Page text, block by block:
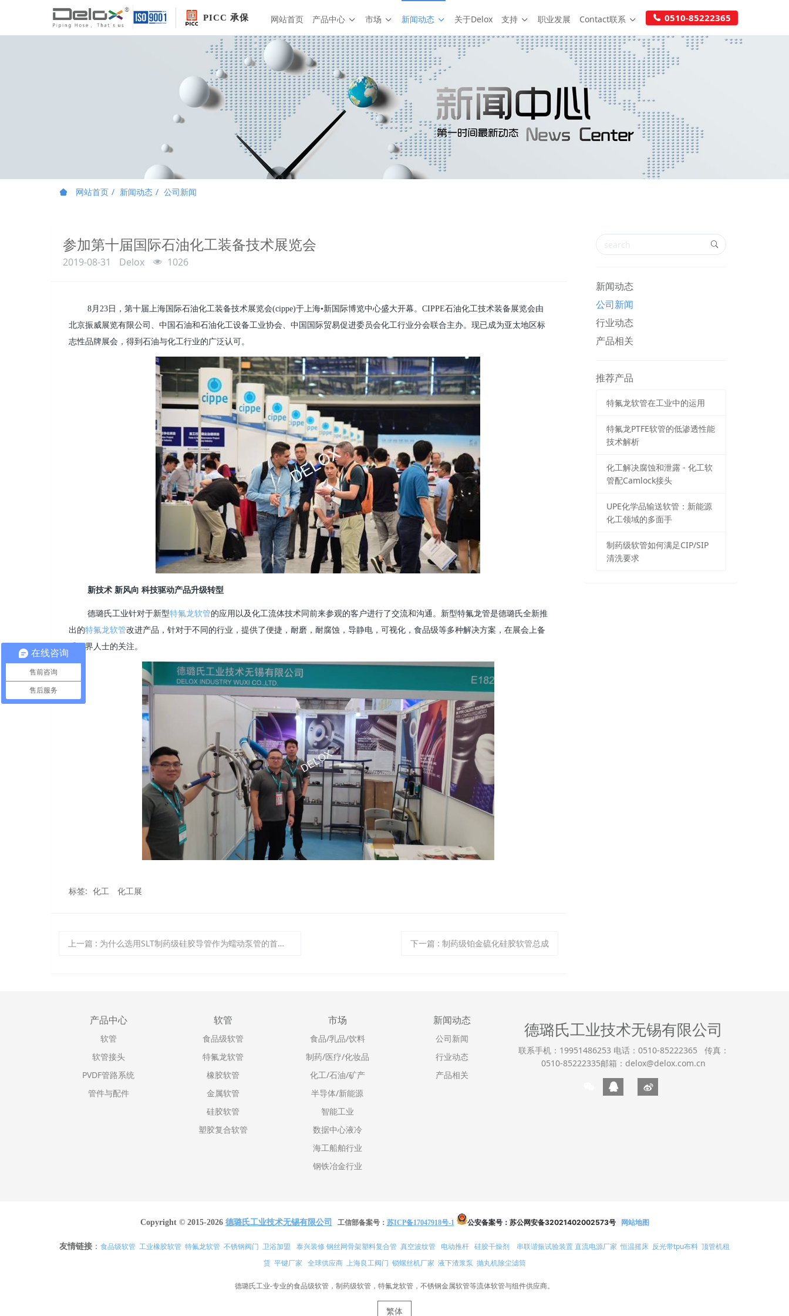
PICC 承保 网站首页 产品中心 市场 新闻动态 关于Delox 支持 职业发展 Contact联系 0510-85222365
网站首页 新闻动态 公司新闻
参加第十届国际石油化工装备技术展览会
2019-08-31 Delox 1026
8月23日，第十届上海国际石油化工装备技术展览会(cippe)于上海•新国际博览中心盛大开幕。CIPPE石油化工技术装备展览会由
北京振威展览有限公司、中国石油和石油化工设备工业协会、中国国际贸易促进委员会化工行业分会联合主办。现已成为亚太地区标
志性品牌展会，得到石油与化工行业的广泛认可。
新技术 新风向 科技驱动产品升级转型
德璐氏工业针对于新型特氟龙软管的应用以及化工流体技术同前来参观的客户进行了交流和沟通。新型特氟龙管是德璐氏全新推
出的特氟龙软管改进产品，针对于不同的行业，提供了便捷，耐磨，耐腐蚀，导静电，可视化，食品级等多种解决方案，在展会上备
受各界人士的关注。
标签: 化工 化工展
上一篇 : 为什么选用SLT制药级硅胶导管作为蠕动泵管的首选？ 下一篇 :制药级铂金硫化硅胶软管总成
新闻动态
公司新闻
行业动态
产品相关
推荐产品
特氟龙软管在工业中的运用
特氟龙PTFE软管的低渗透性能
技术解析
化工解决腐蚀和泄露 - 化工软
管配Camlock接头
UPE化学品输送软管：新能源
化工领域的多面手
制药级软管如何满足CIP/SIP
清洗要求
产品中心
软管
软管接头
PVDF管路系统
管件与配件
软管
食品级软管
特氟龙软管
橡胶软管
金属软管
硅胶软管
塑胶复合软管
市场
食品/乳品/饮料
制药/医疗/化妆品
化工/石油/矿产
半导体/新能源
智能工业
数据中心液冷
海工船舶行业
钢铁冶金行业
新闻动态
公司新闻
行业动态
产品相关
德璐氏工业技术无锡有限公司
联系手机：19951486253 电话：0510-85222365 传真：
0510-85222335邮箱：delox@delox.com.cn
Copyright © 2015-2026 德璐氏工业技术无锡有限公司 工信部备案号： 苏ICP备17047918号-1 公安备案号： 苏公网安备32021402002573号 网站地图
友情链接 ： 食品级软管 工业橡胶软管 特氟龙软管 不锈钢阀门 卫浴加盟 泰兴装修 钢丝网骨架塑料复合管 真空波纹管 电动推杆 硅胶干燥剂 串联谐振试验装置直流电源厂家 恒温摇床 反光带tpu布料 顶管机租
赁 平键厂家 全球供应商 上海良工阀门 锁螺丝机厂家 液下渣浆泵 抛丸机除尘滤筒
德璐氏工业-专业的食品级软管，制药级软管，特氟龙软管，不锈钢金属软管等流体软管与组件供应商。
繁体
在线咨询
售前咨询
售后服务